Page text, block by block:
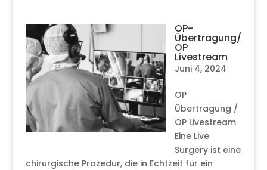
OP-
Übertragung/
OP
Livestream
Juni 4, 2024
OP
Übertragung /
OP Livestream
Eine Live
Surgery ist eine
chirurgische Prozedur, die in Echtzeit für ein